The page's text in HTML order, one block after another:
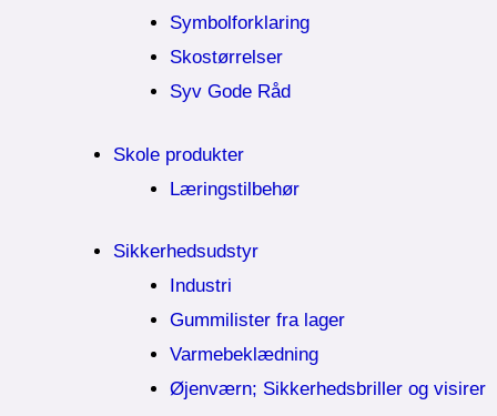
Symbolforklaring
Skostørrelser
Syv Gode Råd
Skole produkter
Læringstilbehør
Sikkerhedsudstyr
Industri
Gummilister fra lager
Varmebeklædning
Øjenværn; Sikkerhedsbriller og visirer